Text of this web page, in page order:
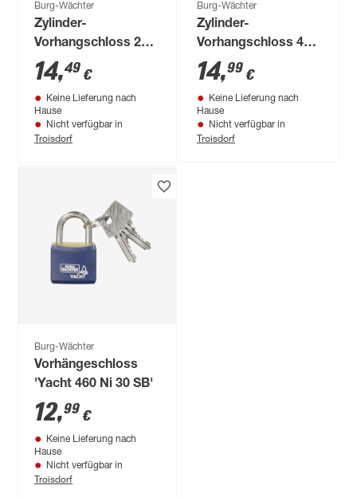
Burg-Wächter
Zylinder-
Vorhangschloss 217
40.SB
14,49 €
Keine Lieferung nach
Hause
Nicht verfügbar in
Troisdorf
Burg-Wächter
Zylinder-
Vorhangschloss 460
Ni 40 SB
14,99 €
Keine Lieferung nach
Hause
Nicht verfügbar in
Troisdorf
Burg-Wächter
Vorhängeschloss
'Yacht 460 Ni 30 SB'
12,99 €
Keine Lieferung nach
Hause
Nicht verfügbar in
Troisdorf